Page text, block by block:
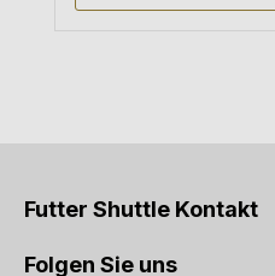
Futter Shuttle Kontakt
Folgen Sie uns